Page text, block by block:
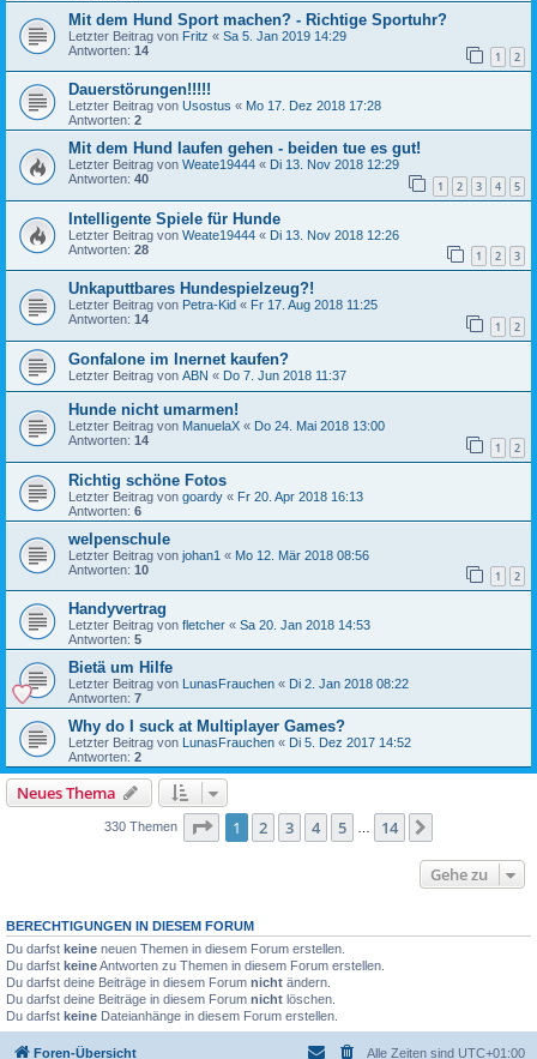
Mit dem Hund Sport machen? - Richtige Sportuhr?
Letzter Beitrag von Fritz « Sa 5. Jan 2019 14:29
Antworten: 14 1 2
Dauerstörungen!!!!!
Letzter Beitrag von Usostus « Mo 17. Dez 2018 17:28
Antworten: 2
Mit dem Hund laufen gehen - beiden tue es gut!
Letzter Beitrag von Weate19444 « Di 13. Nov 2018 12:29
Antworten: 40 1 2 3 4 5
Intelligente Spiele für Hunde
Letzter Beitrag von Weate19444 « Di 13. Nov 2018 12:26
Antworten: 28 1 2 3
Unkaputtbares Hundespielzeug?!
Letzter Beitrag von Petra-Kid « Fr 17. Aug 2018 11:25
Antworten: 14 1 2
Gonfalone im Inernet kaufen?
Letzter Beitrag von ABN « Do 7. Jun 2018 11:37
Hunde nicht umarmen!
Letzter Beitrag von ManuelaX « Do 24. Mai 2018 13:00
Antworten: 14 1 2
Richtig schöne Fotos
Letzter Beitrag von goardy « Fr 20. Apr 2018 16:13
Antworten: 6
welpenschule
Letzter Beitrag von johan1 « Mo 12. Mär 2018 08:56
Antworten: 10 1 2
Handyvertrag
Letzter Beitrag von fletcher « Sa 20. Jan 2018 14:53
Antworten: 5
Bietä um Hilfe
Letzter Beitrag von LunasFrauchen « Di 2. Jan 2018 08:22
Antworten: 7
Why do I suck at Multiplayer Games?
Letzter Beitrag von LunasFrauchen « Di 5. Dez 2017 14:52
Antworten: 2
Neues Thema
330 Themen Seite 1von 14
1 2 3 4 5 … 14
Gehe zu
BERECHTIGUNGEN IN DIESEM FORUM
Du darfst keine neuen Themen in diesem Forum erstellen.
Du darfst keineAntworten zu Themen in diesem Forum erstellen.
Du darfst deine Beiträge in diesem Forum nicht ändern.
Du darfst deine Beiträge in diesem Forum nicht löschen.
Du darfst keine Dateianhänge in diesem Forum erstellen.
Foren-Übersicht Alle Zeiten sind UTC+01:00